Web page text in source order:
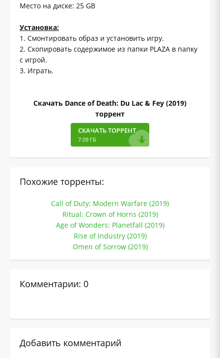
Место на диске: 25 GB
Установка:
1. Смонтировать образ и установить игру.
2. Скопировать содержимое из папки PLAZA в папку
с игрой.
3. Играть.
Скачать Dance of Death: Du Lac & Fey (2019)
торрент
СКАЧАТЬ ТОРРЕНТ
7.09 ГБ
Похожие торренты:
Call of Duty: Modern Warfare (2019)
Ritual: Crown of Horns (2019)
Age of Wonders: Planetfall (2019)
Rise of Industry (2019)
Omen of Sorrow (2019)
Комментарии: 0
Добавить комментарий